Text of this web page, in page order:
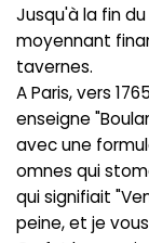
Jusqu'à la fin du
moyennant
tavernes.
A Paris, vers
enseigne
avec une
omnes qui
qui signifiait
peine, et je